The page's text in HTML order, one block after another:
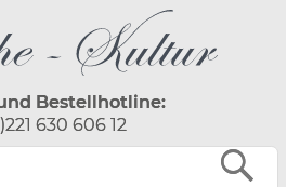
Bestellhotline:
630 606 12